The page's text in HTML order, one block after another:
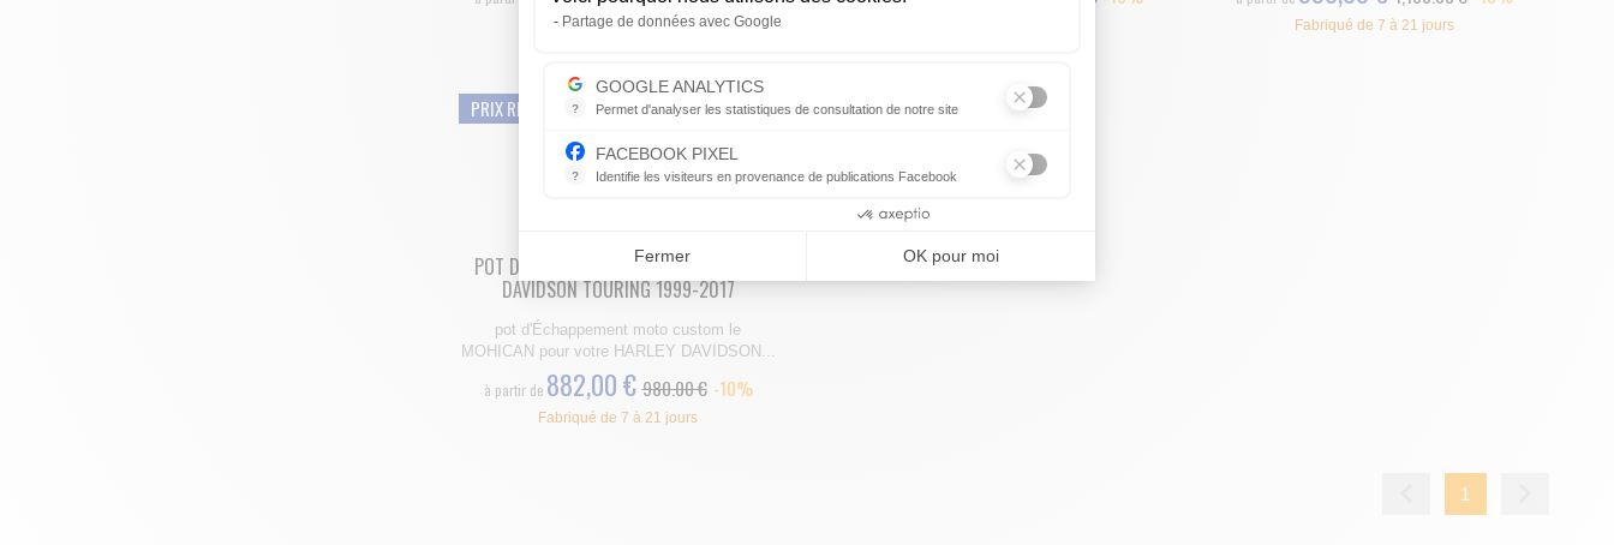
Fabriqué de 7 à 21 jours Fabriqué de 7 à 21 jours
PRIX RÉDUIT
POT D'ECHAPPEMENT MOHICAN HARLEY
DAVIDSON TOURING 1999-2017
pot d'Échappement moto custom le
MOHICAN pour votre HARLEY DAVIDSON...
à partir de 882,00 € 980.00 € -10%
Fabriqué de 7 à 21 jours
1
Partage de données avec Google
?
GOOGLE ANALYTICS
Permet d'analyser les statistiques de consultation de notre site
?
FACEBOOK PIXEL
Identifie les visiteurs en provenance de publications Facebook
Fermer OK pour moi
Axeptio consent